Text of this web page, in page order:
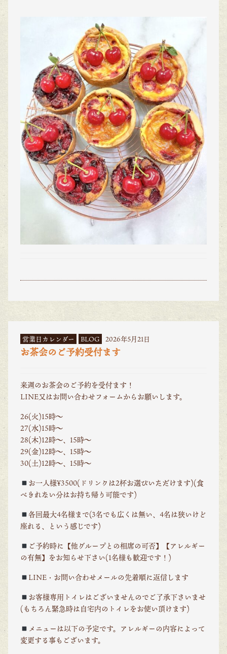
営業日カレンダー BLOG 2026年5月21日
お茶会のご予約受付ます
来週のお茶会のご予約を受付ます！
LINE又はお問い合わせフォームからお願いします。
26(火)15時〜
27(水)15時〜
28(木)12時〜、15時〜
29(金)12時〜、15時〜
30(土)12時〜、15時〜
お一人様¥3500(ドリンクは2杯お選びいただけます)(食
べきれない分はお持ち帰り可能です)
各回最大4名様まで(3名でも広くは無い、4名は狭いけど
座れる、という感じです)
ご予約時に【他グループとの相席の可否】【アレルギー
の有無】をお知らせ下さい(1名様も歓迎です！)
LINE・お問い合わせメールの先着順に返信します
お客様専用トイレはございませんのでご了承下さいませ
(もちろん緊急時は自宅内のトイレをお使い頂けます)
メニューは以下の予定です。アレルギーの内容によって
変更する事もございます。